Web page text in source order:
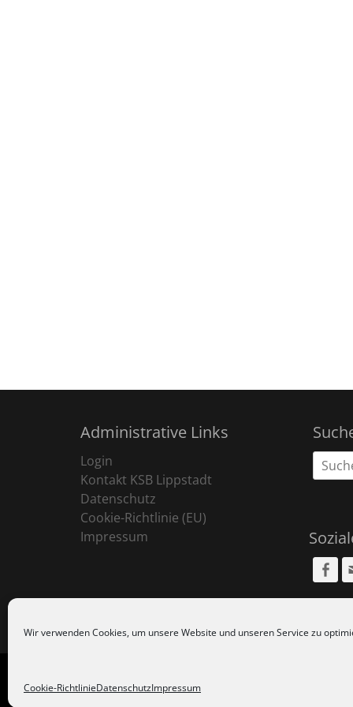
Wir verwenden Cookies, um unsere Website und unseren Service zu
Cookie-RichtlinieDatenschutzImpressum
Administrative Links
Login
Kontakt KSB Lippstadt
Datenschutz
Cookie-Richtlinie (EU)
Impressum
Suche
nach: